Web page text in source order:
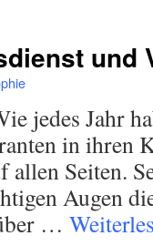
und
jedes Jahr
in ihren
allen Seiten.
Augen
…